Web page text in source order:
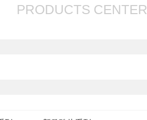
PRODUCTS CENTER